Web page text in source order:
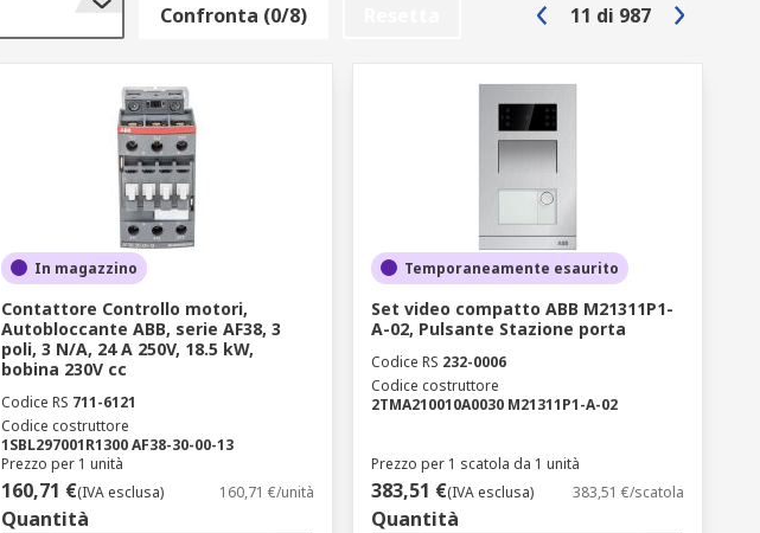
Confronta (0/8) 11 di 987
In magazzino
Contattore Controllo motori,
Autobloccante ABB, serie AF38, 3
poli, 3 N/A, 24 A 250V, 18.5 kW,
bobina 230V cc
Codice RS 711-6121
Codice costruttore
1SBL297001R1300 AF38-30-00-13
Prezzo per 1 unità
160,71 €(IVA esclusa) 160,71 €/unità
Quantità
Temporaneamente esaurito
Set video compatto ABB M21311P1-
A-02, Pulsante Stazione porta
Codice RS 232-0006
Codice costruttore
2TMA210010A0030 M21311P1-A-02
Prezzo per 1 scatola da 1 unità
383,51 €(IVA esclusa) 383,51 €/scatola
Quantità